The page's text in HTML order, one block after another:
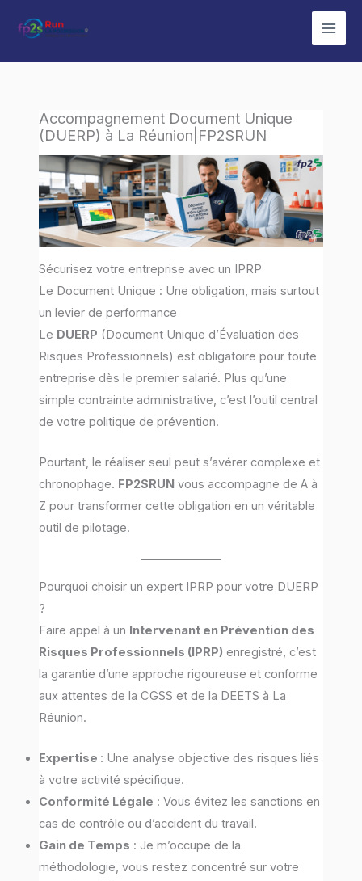
Accompagnement Document Unique
(DUERP) à La Réunion|FP2SRUN
Sécurisez votre entreprise avec un IPRP
Le Document Unique : Une obligation, mais surtout
un levier de performance
Le DUERP (Document Unique d’Évaluation des
Risques Professionnels) est obligatoire pour toute
entreprise dès le premier salarié. Plus qu’une
simple contrainte administrative, c’est l’outil central
de votre politique de prévention.
Pourtant, le réaliser seul peut s’avérer complexe et
chronophage. FP2SRUN vous accompagne de A à
Z pour transformer cette obligation en un véritable
outil de pilotage.
Pourquoi choisir un expert IPRP pour votre DUERP
?
Faire appel à un Intervenant en Prévention des
Risques Professionnels (IPRP) enregistré, c’est
la garantie d’une approche rigoureuse et conforme
aux attentes de la CGSS et de la DEETS à La
Réunion.
Expertise : Une analyse objective des risques liés
à votre activité spécifique.
Conformité Légale : Vous évitez les sanctions en
cas de contrôle ou d’accident du travail.
Gain de Temps : Je m’occupe de la
méthodologie, vous restez concentré sur votre